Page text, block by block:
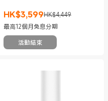
HK$3,599
現價 HK$3599HK$4,449
市場價格 HK$4,449
最高12個月免息分期
活動結束